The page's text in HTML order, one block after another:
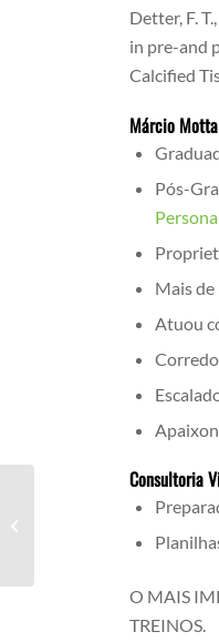
Detter, F.
in pre-and
Calcified
Márcio Motta
Pós-
Mais de
Atuou
Consultoria
O MAIS
TREINOS.